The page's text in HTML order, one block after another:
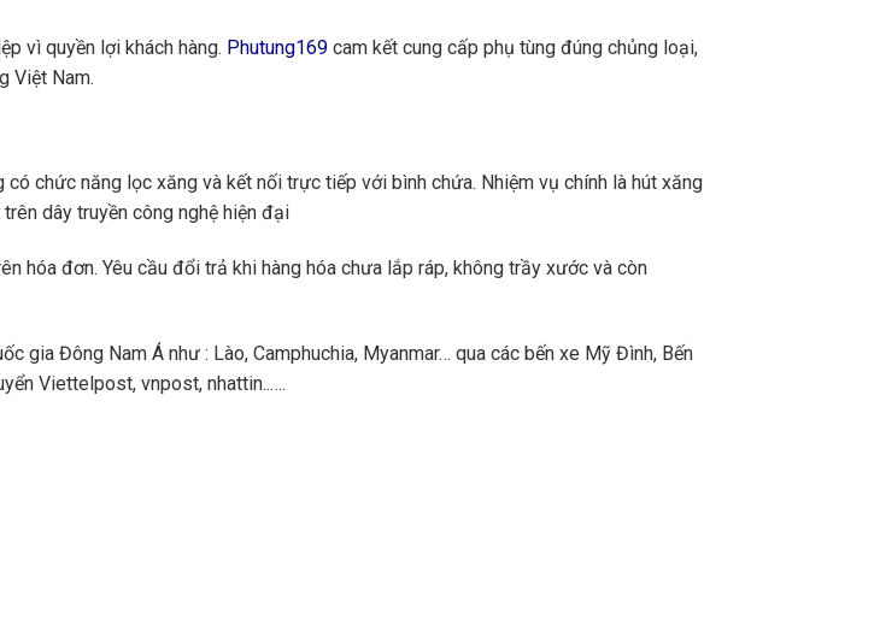
vì quyền lợi khách hàng. Phutung169 cam kết cung cấp phụ tùng đúng chủng loại,
Việt Nam.
chức năng lọc xăng và kết nối trực tiếp với bình chứa. Nhiệm vụ chính là hút xăng
dây truyền công nghệ hiện đại
hóa đơn. Yêu cầu đổi trả khi hàng hóa chưa lắp ráp, không trầy xước và còn
gia Đông Nam Á như : Lào, Camphuchia, Myanmar… qua các bến xe Mỹ Đình, Bến
Viettelpost, vnpost, nhattin..….